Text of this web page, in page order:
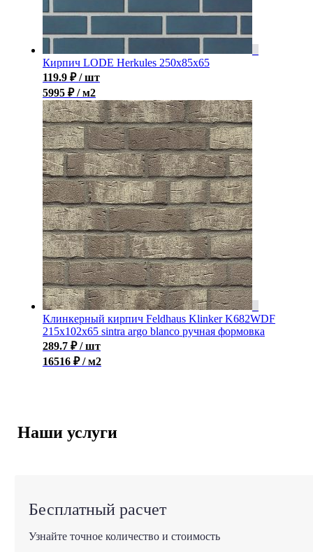
Кирпич LODE Herkules 250x85x65
119.9 ₽ / шт
5995 ₽ / м2
Клинкерный кирпич Feldhaus Klinker K682WDF
215x102x65 sintra argo blanco ручная формовка
289.7 ₽ / шт
16516 ₽ / м2
Наши услуги
Бесплатный расчет
Узнайте точное количество и стоимость